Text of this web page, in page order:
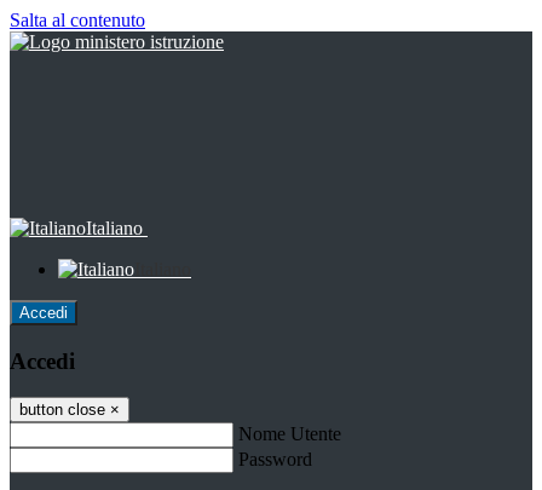
Salta al contenuto
Italiano
Accedi
Accedi
button close ×
Nome Utente
Password